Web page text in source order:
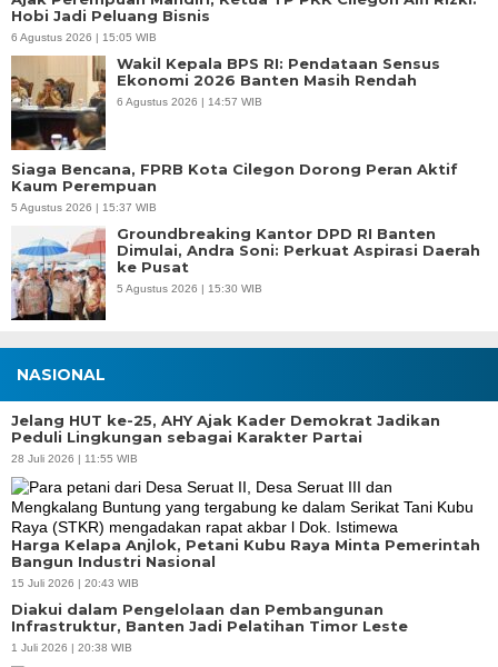
Hobi Jadi Peluang Bisnis
6 Agustus 2026 | 15:05 WIB
Wakil Kepala BPS RI: Pendataan Sensus
Ekonomi 2026 Banten Masih Rendah
6 Agustus 2026 | 14:57 WIB
Siaga Bencana, FPRB Kota Cilegon Dorong Peran Aktif
Kaum Perempuan
5 Agustus 2026 | 15:37 WIB
Groundbreaking Kantor DPD RI Banten
Dimulai, Andra Soni: Perkuat Aspirasi Daerah
ke Pusat
5 Agustus 2026 | 15:30 WIB
NASIONAL
Jelang HUT ke-25, AHY Ajak Kader Demokrat Jadikan
Peduli Lingkungan sebagai Karakter Partai
28 Juli 2026 | 11:55 WIB
Harga Kelapa Anjlok, Petani Kubu Raya Minta Pemerintah
Bangun Industri Nasional
15 Juli 2026 | 20:43 WIB
Diakui dalam Pengelolaan dan Pembangunan
Infrastruktur, Banten Jadi Pelatihan Timor Leste
1 Juli 2026 | 20:38 WIB